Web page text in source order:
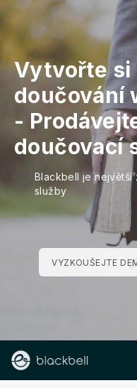
Vytvořte si
doučování
-
doučovací
Blackbell je
služby
VYZKOUŠEJTE